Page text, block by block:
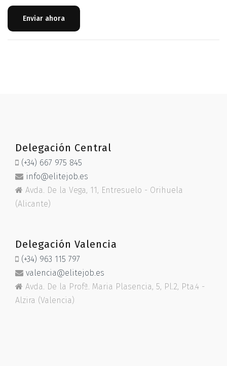
Enviar ahora
Delegación Central
(+34) 667 975 845
info@elitejob.es
Avda. De la Vega, 11, Entresuelo - Orihuela
(Alicante)
Delegación Valencia
(+34) 963 115 797
valencia@elitejob.es
Avda. De la Profª. Maria Plasencia, 5, Pl.2, Pta.4 -
Alzira (Valencia)